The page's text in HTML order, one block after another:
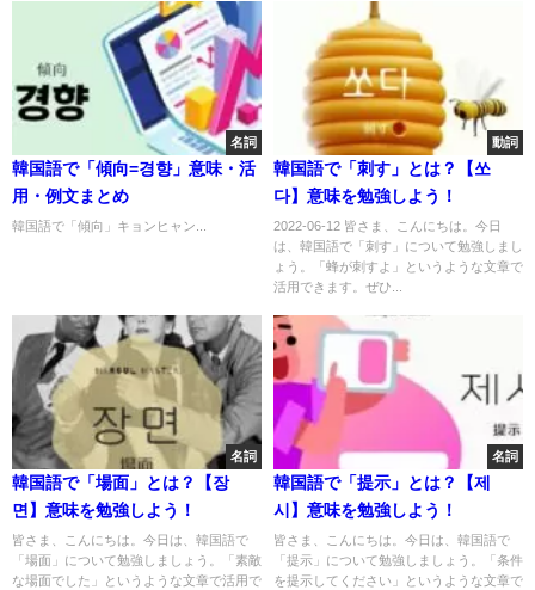
名詞
韓国語で「傾向=경향」意味・活
用・例文まとめ
韓国語で「傾向」キョンヒャン...
動詞
韓国語で「刺す」とは？【쏘
다】意味を勉強しよう！
2022-06-12 皆さま、こんにちは。今日
は、韓国語で「刺す」について勉強しまし
ょう。「蜂が刺すよ」というような文章で
活用できます。ぜひ...
名詞
韓国語で「場面」とは？【장
면】意味を勉強しよう！
皆さま、こんにちは。今日は、韓国語で
「場面」について勉強しましょう。「素敵
な場面でした」というような文章で活用で
名詞
韓国語で「提示」とは？【제
시】意味を勉強しよう！
皆さま、こんにちは。今日は、韓国語で
「提示」について勉強しましょう。「条件
を提示してください」というような文章で